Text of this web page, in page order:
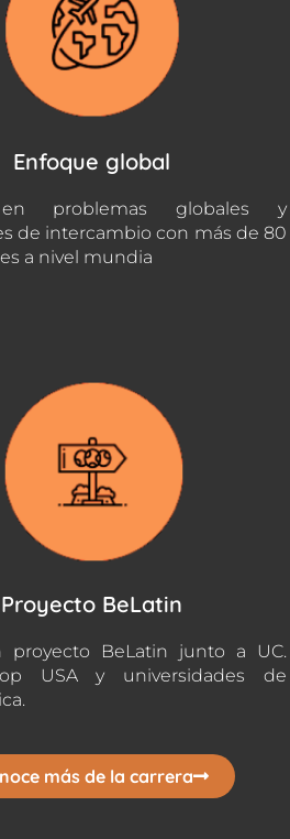
Enfoque global
problemas globales y
de intercambio con más de 80
a nivel mundia
Proyecto BeLatin
proyecto BeLatin junto a UC.
USA y universidades de
más de la carrera